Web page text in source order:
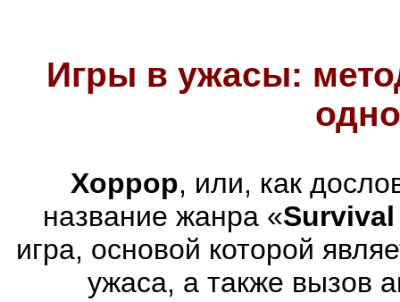
Игры в ужасы:
Хоррор, или, как
название жанра «
игра, основой которой
ужаса, а также вызов